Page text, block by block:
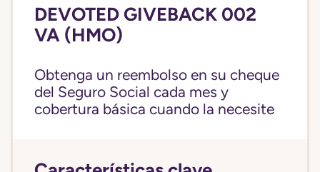
DEVOTED GIVEBACK 002
VA (HMO)
Obtenga un reembolso en su cheque
del Seguro Social cada mes y
cobertura básica cuando la necesite